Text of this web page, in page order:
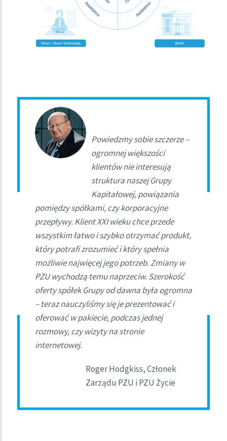
Powiedzmy sobie szczerze –
ogromnej większości
klientów nie interesują
struktura naszej Grupy
Kapitałowej, powiązania
pomiędzy spółkami, czy korporacyjne
przepływy. Klient XXI wieku chce przede
wszystkim łatwo i szybko otrzymać produkt,
który potrafi zrozumieć i który spełnia
możliwie najwięcej jego potrzeb. Zmiany w
PZU wychodzą temu naprzeciw. Szerokość
oferty spółek Grupy od dawna była ogromna
– teraz nauczyliśmy się je prezentować i
oferować w pakiecie, podczas jednej
rozmowy, czy wizyty na stronie
internetowej.
Roger Hodgkiss, Członek
Zarządu PZU i PZU Życie